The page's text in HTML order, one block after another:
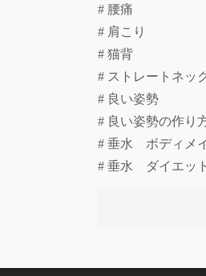
# 腰痛
# 肩こり
# 猫背
# ストレートネッ
# 良い姿勢
# 良い姿勢の作り
# 垂水 ボディメ
# 垂水 ダイエッ